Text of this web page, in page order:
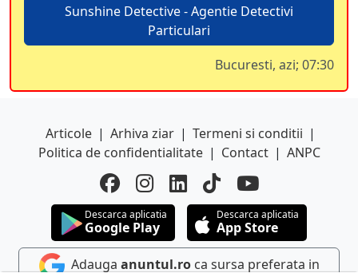
Sunshine Detective - Agentie Detectivi
Particulari
Bucuresti, azi; 07:30
Articole | Arhiva ziar | Termeni si conditii |
Politica de confidentialitate | Contact | ANPC
Descarca aplicatia
Google Play
Descarca aplicatia
App Store
Adauga anuntul.roca sursa preferata in